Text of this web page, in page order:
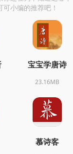
小编的推荐吧！
宝宝学唐诗
23.16MB
慕诗客